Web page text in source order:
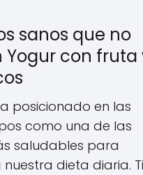
sanos que no
Yogur con fruta
posicionado en las
como una de las
saludables para
dieta diaria.